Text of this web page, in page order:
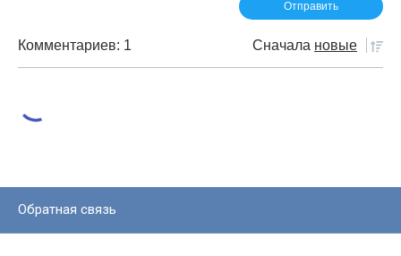
Комментариев: 1 Сначала новые
Обратная связь